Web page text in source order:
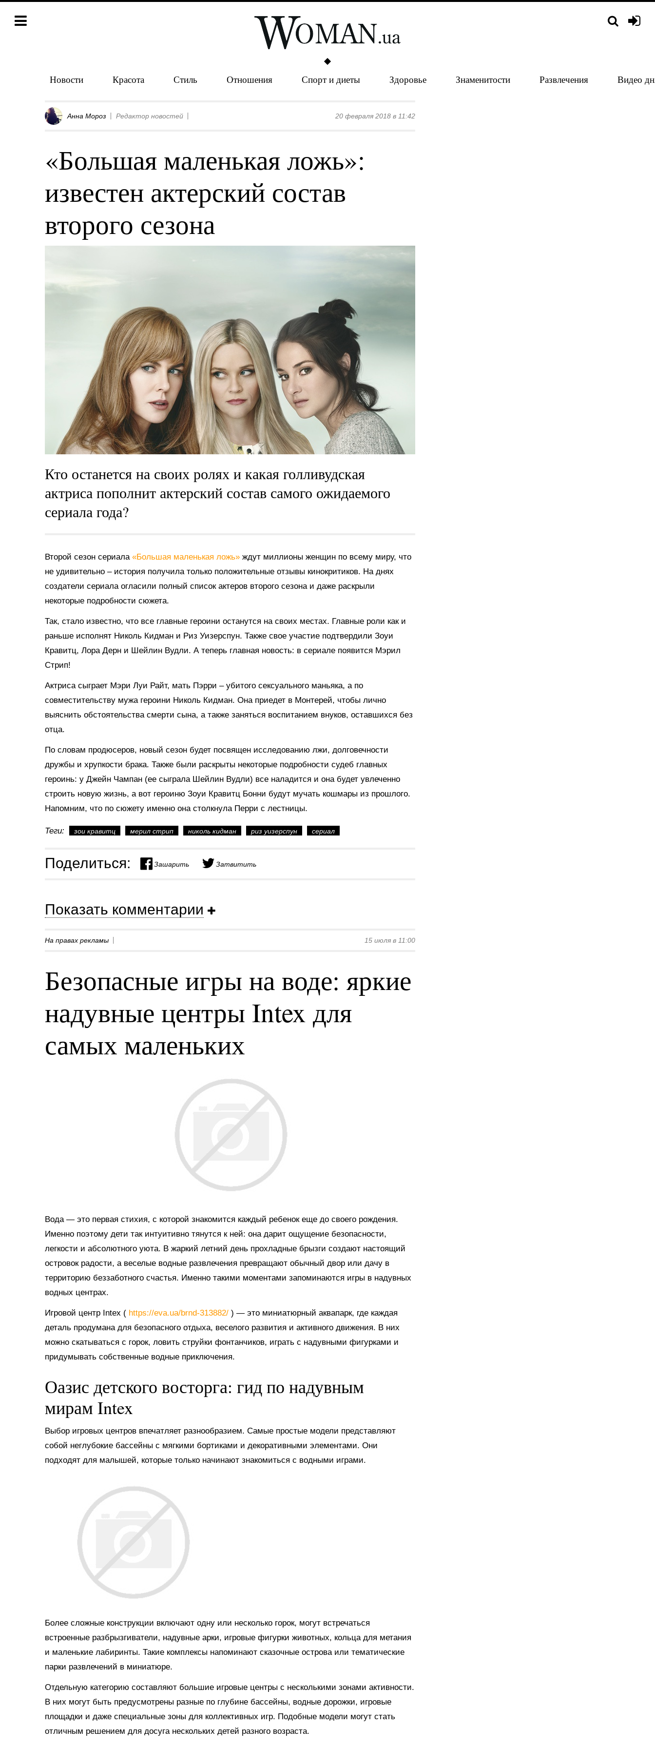
Новости Красота Стиль Отношения Спорт и диеты Здоровье Знаменитости Развлечения Видео
Анна Мороз Редактор новостей 20 февраля 2018 в 11:42
«Большая маленькая ложь»:
известен актерский состав
второго сезона
Кто останется на своих ролях и какая голливудская
актриса пополнит актерский состав самого ожидаемого
сериала года?
Второй сезон сериала «Большая маленькая ложь» ждут миллионы женщин по всему миру, что
не удивительно – история получила только положительные отзывы кинокритиков. На днях
создатели сериала огласили полный список актеров второго сезона и даже раскрыли
некоторые подробности сюжета.
Так, стало известно, что все главные героини останутся на своих местах. Главные роли как и
раньше исполнят Николь Кидман и Риз Уизерспун. Также свое участие подтвердили Зоуи
Кравитц, Лора Дерн и Шейлин Вудли. А теперь главная новость: в сериале появится Мэрил
Стрип!
Актриса сыграет Мэри Луи Райт, мать Пэрри – убитого сексуального маньяка, а по
совместительству мужа героини Николь Кидман. Она приедет в Монтерей, чтобы лично
выяснить обстоятельства смерти сына, а также заняться воспитанием внуков, оставшихся без
отца.
По словам продюсеров, новый сезон будет посвящен исследованию лжи, долговечности
дружбы и хрупкости брака. Также были раскрыты некоторые подробности судеб главных
героинь: у Джейн Чампан (ее сыграла Шейлин Вудли) все наладится и она будет увлеченно
строить новую жизнь, а вот героиню Зоуи Кравитц Бонни будут мучать кошмары из прошлого.
Напомним, что по сюжету именно она столкнула Перри с лестницы.
Теги: зои кравитц мерил стрип николь кидман риз уизерспун сериал
Поделиться: Зашарить Затвитить
Показать комментарии
На правах рекламы 15 июля в 11:00
Безопасные игры на воде: яркие
надувные центры Intex для
самых маленьких
Вода — это первая стихия, с которой знакомится каждый ребенок еще до своего рождения.
Именно поэтому дети так интуитивно тянутся к ней: она дарит ощущение безопасности,
легкости и абсолютного уюта. В жаркий летний день прохладные брызги создают настоящий
островок радости, а веселые водные развлечения превращают обычный двор или дачу в
территорию беззаботного счастья. Именно такими моментами запоминаются игры в надувных
водных центрах.
Игровой центр Intex ( https://eva.ua/brnd-313882/ ) — это миниатюрный аквапарк, где каждая
деталь продумана для безопасного отдыха, веселого развития и активного движения. В них
можно скатываться с горок, ловить струйки фонтанчиков, играть с надувными фигурками и
придумывать собственные водные приключения.
Оазис детского восторга: гид по надувным
мирам Intex
Выбор игровых центров впечатляет разнообразием. Самые простые модели представляют
собой неглубокие бассейны с мягкими бортиками и декоративными элементами. Они
подходят для малышей, которые только начинают знакомиться с водными играми.
Более сложные конструкции включают одну или несколько горок, могут встречаться
встроенные разбрызгиватели, надувные арки, игровые фигурки животных, кольца для метания
и маленькие лабиринты. Такие комплексы напоминают сказочные острова или тематические
парки развлечений в миниатюре.
Отдельную категорию составляют большие игровые центры с несколькими зонами активности.
В них могут быть предусмотрены разные по глубине бассейны, водные дорожки, игровые
площадки и даже специальные зоны для коллективных игр. Подобные модели могут стать
отличным решением для досуга нескольких детей разного возраста.